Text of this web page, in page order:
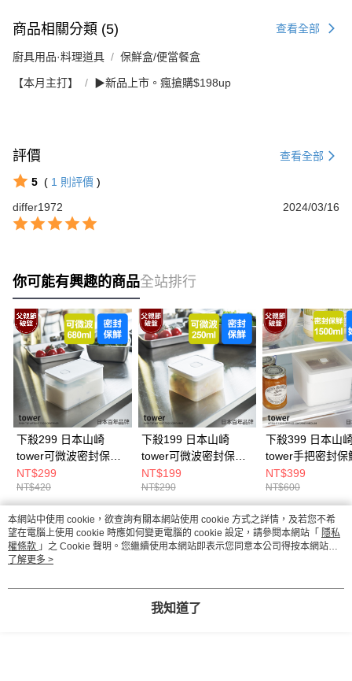
商品相關分類 (5) 查看全部
廚具用品·料理道具 保鮮盒/便當餐盒
【本月主打】 ▶新品上市。瘋搶購$198up
評價 查看全部
5 ( 1 則評價 )
differ1972
2024/03/16
你可能有興趣的商品全站排行
下殺299 日本山崎
tower可微波密封保鮮
盒(白)680ml/可堆疊收
納盒/方型保鮮盒/廚房
收納
NT$299
NT$420
下殺199 日本山崎
tower可微波密封保鮮
盒(白)250ml/可堆疊收
納盒/方型保鮮盒/廚房
收納
NT$199
NT$290
下殺399 日本山
tower手把密封保
(白)方形1500ml/
波保鮮盒/真空保
廚房收納
NT$399
NT$600
熱門標籤
本網站中使用 cookie，欲查詢有關本網站使用 cookie 方式之詳情，及若您不希
望在電腦上使用 cookie 時應如何變更電腦的 cookie 設定，請參閱本網站「 隱私
權條款 」之 Cookie 聲明。您繼續使用本網站即表示您同意本公司得按本網站使
用條款之 Cookie 聲明使用 cookie。
了解更多 >
我知道了